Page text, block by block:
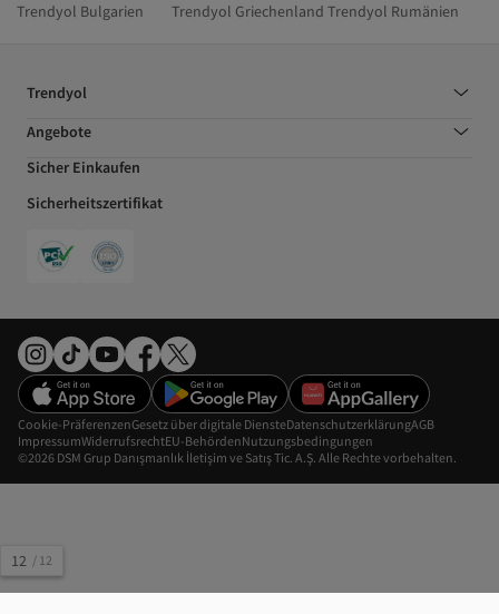
12 / 12
Trendyol Bulgarien
Trendyol Griechenland Trendyol Rumänien
Trendyol
Angebote
Sicher Einkaufen
Sicherheitszertifikat
©2026 DSM Grup Danışmanlık İletişim ve Satış Tic. A.Ş. Alle Rechte vorbehalten.
Cookie-PräferenzenGesetz über digitale DiensteDatenschutzerklärungAGB
ImpressumWiderrufsrechtEU-BehördenNutzungsbedingungen